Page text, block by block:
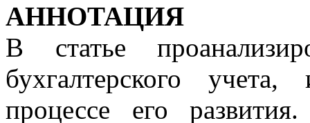
АННОТАЦИЯ
В статье
бухгалтерского
процессе его